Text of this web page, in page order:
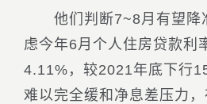
他们判断7~8月有望降
虑今年6月个人住房贷款利
4.11%，较2021年底下行
难以完全缓和净息差压力